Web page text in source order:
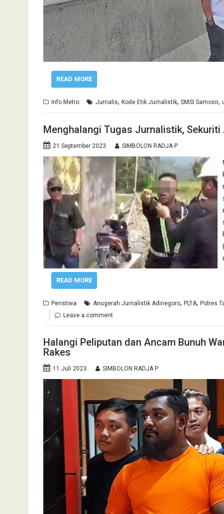
READ MORE
Info Metro Jurnalis, Kode Etik Jurnalistik, SMSI Samosir,
Menghalangi Tugas Jurnalistik,
21 September 2023 SIMBOLON RADJA P
READ MORE
Peristiwa Anugerah Jurnalistik Adinegoro, PLTA, Polres
Leave a comment
Halangi Peliputan dan Ancam Bunuh
Rakes
11 Juli 2023 SIMBOLON RADJA P